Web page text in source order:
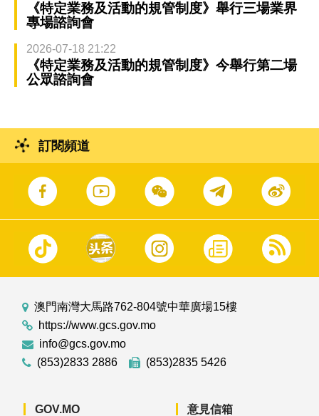
《特定業務及活動的規管制度》舉行三場業界
專場諮詢會
2026-07-18 21:22
《特定業務及活動的規管制度》今舉行第二場
公眾諮詢會
訂閱頻道
澳門南灣大馬路762-804號中華廣場15樓
https://www.gcs.gov.mo
info@gcs.gov.mo
(853)2833 2886
(853)2835 5426
GOV.MO 意見信箱